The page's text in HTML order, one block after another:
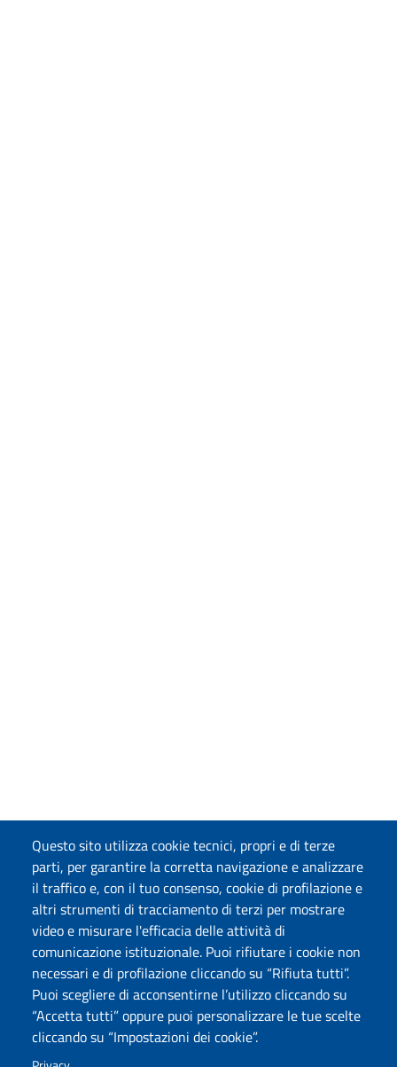
Questo sito utilizza cookie tecnici, propri e di terze
parti, per garantire la corretta navigazione e analizzare
il traffico e, con il tuo consenso, cookie di profilazione e
altri strumenti di tracciamento di terzi per mostrare
video e misurare l'efficacia delle attività di
comunicazione istituzionale. Puoi rifiutare i cookie non
necessari e di profilazione cliccando su “Rifiuta tutti”.
Puoi scegliere di acconsentirne l’utilizzo cliccando su
“Accetta tutti” oppure puoi personalizzare le tue scelte
cliccando su “Impostazioni dei cookie”.